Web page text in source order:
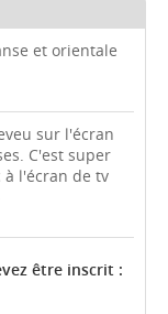
et orientale
sur l'écran
C'est super
à l'écran de tv
être inscrit :